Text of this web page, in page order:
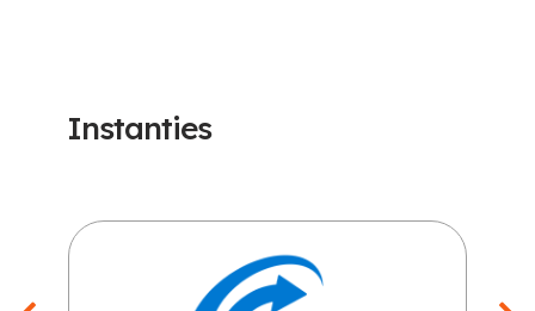
Instanties